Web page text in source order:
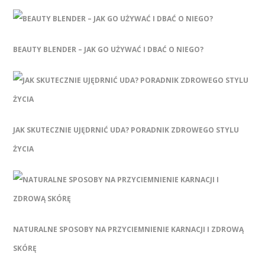
BEAUTY BLENDER – JAK GO UŻYWAĆ I DBAĆ O NIEGO?
JAK SKUTECZNIE UJĘDRNIĆ UDA? PORADNIK ZDROWEGO STYLU
ŻYCIA
NATURALNE SPOSOBY NA PRZYCIEMNIENIE KARNACJI I ZDROWĄ
SKÓRĘ